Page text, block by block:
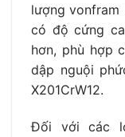
lượng vonfram
có độ cứng
hơn, phù hợp
dập nguội
X201CrW12.
Đối với các